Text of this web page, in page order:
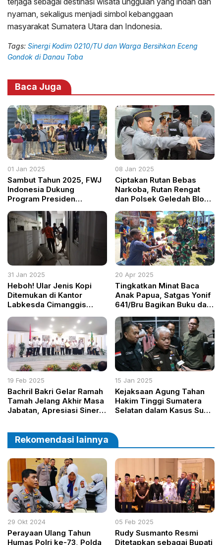
nyaman, sekaligus menjadi simbol kebanggaan
masyarakat Sumatera Utara dan Indonesia.
Tags: Sinergi Kodim 0210/TU dan Warga Bersihkan Eceng
Gondok di Danau Toba
Baca Juga
01 Jan 2025
Sambut Tahun 2025, FWJ
Indonesia Dukung
Program Presiden
Rakyat Kemayoran
08 Jan 2025
Ciptakan Rutan Bebas
Narkoba, Rutan Rengat
dan Polsek Geledah Blok
Warga Binaan
31 Jan 2025
Heboh! Ular Jenis Kopi
Ditemukan di Kantor
Labkesda Cimanggis
20 Apr 2025
Tingkatkan Minat Baca
Anak Papua, Satgas Yonif
641/Bru Bagikan Buku dan
Distrik Napua
19 Feb 2025
Bachril Bakri Gelar Ramah
Tamah Jelang Akhir Masa
Jabatan, Apresiasi Sinergi
15 Jan 2025
Kejaksaan Agung Tahan
Hakim Tinggi Sumatera
Selatan dalam Kasus Suap
Rekomendasi lainnya
29 Okt 2024
Perayaan Ulang Tahun
Humas Polri ke-73, Polda
05 Feb 2025
Rudy Susmanto Resmi
Ditetapkan sebagai Bupati